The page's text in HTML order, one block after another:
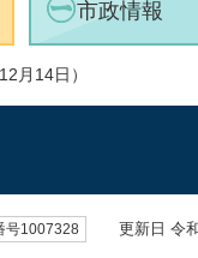
市政情報
月14日）
号1007328 更新日 令和